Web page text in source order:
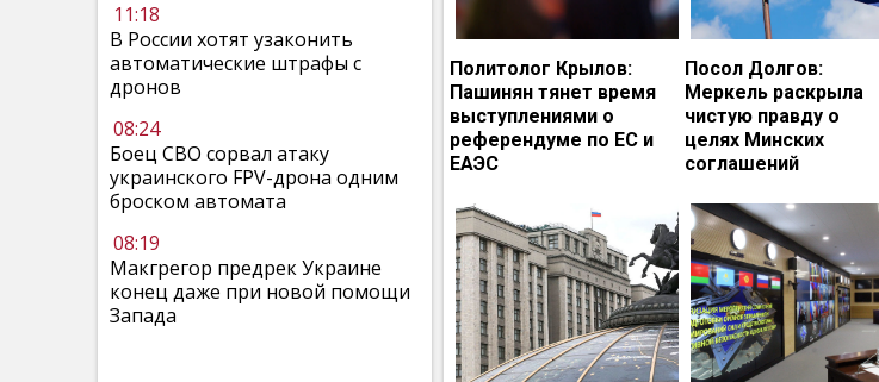
11:18
В России хотят узаконить
автоматические штрафы с
дронов
08:24
Боец СВО сорвал атаку
украинского FPV-дрона одним
броском автомата
08:19
Макгрегор предрек Украине
конец даже при новой помощи
Запада
Политолог Крылов:
Пашинян тянет время
выступлениями о
референдуме по ЕС и
ЕАЭС
Посол Долгов:
Меркель раскрыла
чистую правду о
целях Минских
соглашений